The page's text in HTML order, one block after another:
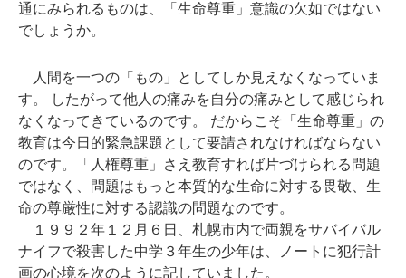
通にみられるものは、「生命尊重」意識の欠如ではない
でしょうか。
人間を一つの「もの」としてしか見えなくなっていま
す。 したがって他人の痛みを自分の痛みとして感じられ
なくなってきているのです。 だからこそ「生命尊重」の
教育は今日的緊急課題として要請されなければならない
のです。「人権尊重」さえ教育すれば片づけられる問題
ではなく、問題はもっと本質的な生命に対する畏敬、生
命の尊厳性に対する認識の問題なのです。
１９９２年１２月６日、札幌市内で両親をサバイバル
ナイフで殺害した中学３年生の少年は、ノートに犯行計
画の心境を次のように記していました。